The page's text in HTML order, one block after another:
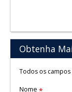
Obtenha
Todos os campos
Nome